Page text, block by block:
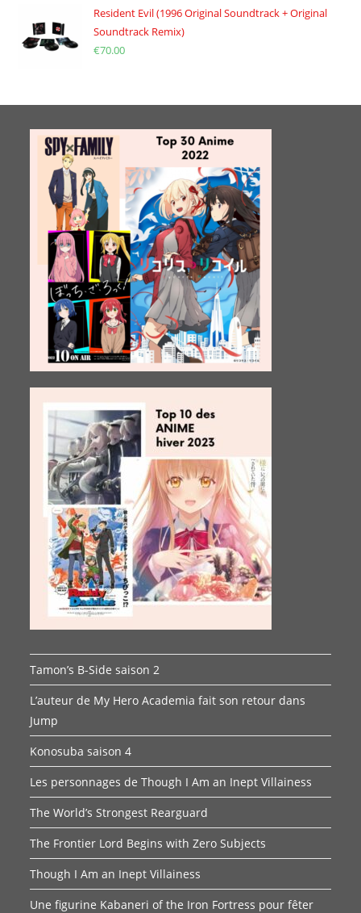
Resident Evil (1996 Original Soundtrack + Original
Soundtrack Remix)
€70.00
Tamon’s B-Side saison 2
L’auteur de My Hero Academia fait son retour dans
Jump
Konosuba saison 4
Les personnages de Though I Am an Inept Villainess
The World’s Strongest Rearguard
The Frontier Lord Begins with Zero Subjects
Though I Am an Inept Villainess
Une figurine Kabaneri of the Iron Fortress pour fêter